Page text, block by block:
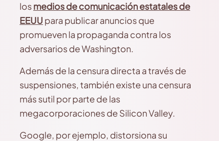
losmedios de comunicación estatales de
EEUU para publicar anuncios que
promueven la propaganda contra los
adversarios de Washington.
Además de la censura directa a través de
suspensiones, también existe una censura
más sutil por parte de las
megacorporaciones de Silicon Valley.
Google, por ejemplo, distorsiona su